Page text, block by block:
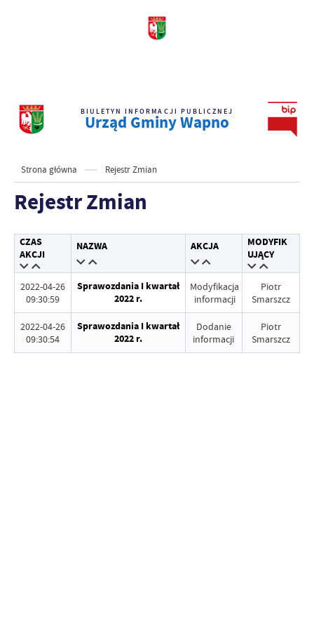
BIULETYN INFORMACJI PUBLICZNEJ
Urząd Gminy Wapno
Strona główna Rejestr Zmian
Rejestr Zmian
CZAS
AKCJI
NAZWA AKCJA
MODYFIK
UJĄCY
2022-04-26
09:30:59
Sprawozdania I kwartał
2022 r.
Modyfikacja
informacji
Piotr
Smarszcz
2022-04-26
09:30:54
Sprawozdania I kwartał
2022 r.
Dodanie
informacji
Piotr
Smarszcz